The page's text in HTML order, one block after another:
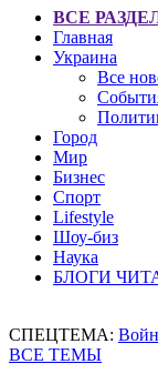
ВСЕ
Главная
Украина
Все
Город
Мир
Бизнес
Спорт
Lifestyle
Шоу-биз
Наука
БЛОГИ
СПЕЦТЕМА:
ВСЕ ТЕМЫ